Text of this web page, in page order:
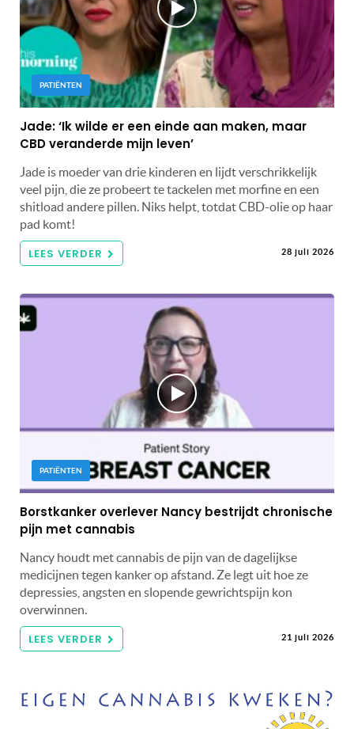
PATIËNTEN
Jade: ‘Ik wilde er een einde aan maken, maar
CBD veranderde mijn leven’
Jade is moeder van drie kinderen en lijdt verschrikkelijk
veel pijn, die ze probeert te tackelen met morfine en een
shitload andere pillen. Niks helpt, totdat CBD-olie op haar
pad komt!
LEES VERDER 28 juli 2026
PATIËNTEN
Borstkanker overlever Nancy bestrijdt chronische
pijn met cannabis
Nancy houdt met cannabis de pijn van de dagelijkse
medicijnen tegen kanker op afstand. Ze legt uit hoe ze
depressies, angsten en slopende gewrichtspijn kon
overwinnen.
LEES VERDER 21 juli 2026